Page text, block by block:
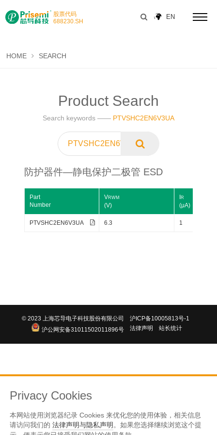
股票代码
688230 .SH
EN
HOME SEARCH
Product Search
Search keywords —— PTVSHC2EN6V3UA
防护器件—静电保护二极管 ESD
Part
Number
V
(V)
(μA)
PTVSHC2EN6V3UA 6.3 1
© 2023 上海芯导电子科技股份有限公司
沪ICP备10005813号-1
沪公网安备31011502011896号
法律声明 站长统计
Privacy Cookies
本网站使用浏览器纪录 Cookies 来优化您的使用体验，相关信息
请访问我们的 法律声明与隐私声明 。如果您选择继续浏览这个提